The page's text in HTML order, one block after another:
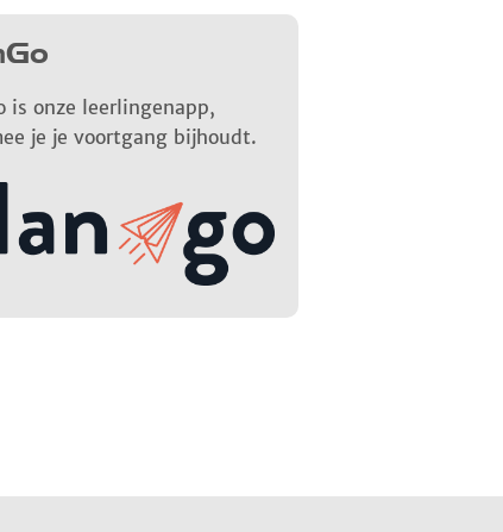
is onze leerlingenapp,
je je voortgang bijhoudt.